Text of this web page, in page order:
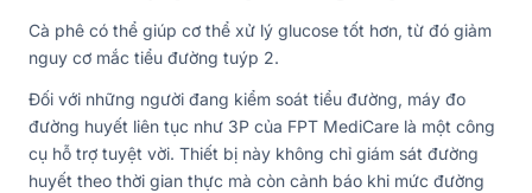
Cà phê có thể giúp cơ thể xử lý glucose tốt hơn, từ đó giảm
nguy cơ mắc tiểu đường tuýp 2.
Đối với những người đang kiểm soát tiểu đường, máy đo
đường huyết liên tục như 3P của FPT MediCare là một công
cụ hỗ trợ tuyệt vời. Thiết bị này không chỉ giám sát đường
huyết theo thời gian thực mà còn cảnh báo khi mức đường